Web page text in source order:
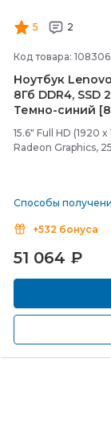
5 2
Код товара:
Ноутбук Lenovo
8Гб DDR4, SSD
Темно-синий
15.6" Full HD (1920
Radeon Graphics,
Способы
+532 бонуса
51 064 ₽